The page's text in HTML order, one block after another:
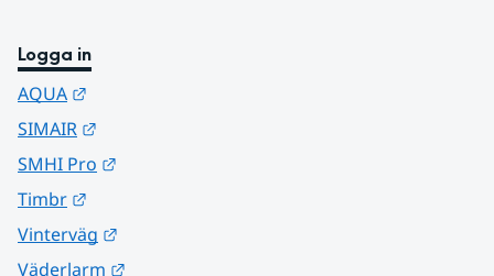
Logga in
AQUA
SIMAIR
SMHI Pro
Timbr
Vinterväg
Väderlarm